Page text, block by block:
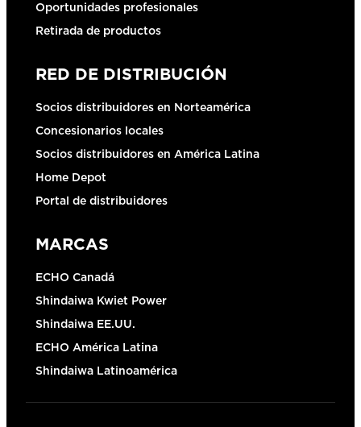
Oportunidades profesionales
Retirada de productos
RED DE DISTRIBUCIÓN
Socios distribuidores en Norteamérica
Concesionarios locales
Socios distribuidores en América Latina
Home Depot
Portal de distribuidores
MARCAS
ECHO Canadá
Shindaiwa Kwiet Power
Shindaiwa EE.UU.
ECHO América Latina
Shindaiwa Latinoamérica